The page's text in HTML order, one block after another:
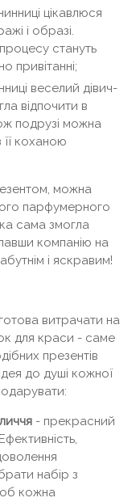
цікавлюся
і образі.
стануть
привітанні;
веселий дівич-
відпочити в
подрузі можна
коханою
можна
парфумерного
сама змогла
компанію на
і яскравим!
витрачати на
для краси - саме
презентів
до душі кожної
- прекрасний
набір з
кожна